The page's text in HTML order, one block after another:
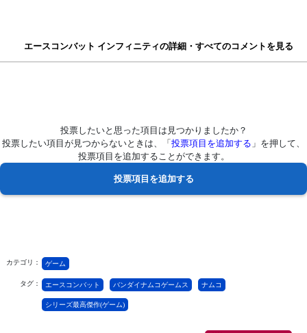
エースコンバット インフィニティの詳細・すべてのコメントを見る
投票したいと思った項目は見つかりましたか？
投票したい項目が見つからないときは、「 投票項目を追加する 」を押して、
投票項目を追加することができます。
カテゴリ： ゲーム
タグ： エースコンバット バンダイナムコゲームス ナムコ
シリーズ最高傑作(ゲーム)